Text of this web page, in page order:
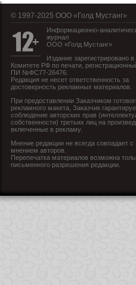
© 1997-2025 OOO «Голд Мустанг»
Информационно-
журнал
ООО «Голд Мустанг»
Издание зарегистрировано в
Комитете РФ по печати,
ПИ №ФС77-26476.
Редакция не несет ответственность за
достоверность рекламных материалов.
При предоставлении Заказчиком
рекламного макета, Заказчик
соблюдение авторских прав
собственности) третьих лиц на
включенные в рекламу.
Мнение редакции не всегда совпадает с
мнением авторов.
Перепечатка материалов возможна
письменного разрешения редакции.